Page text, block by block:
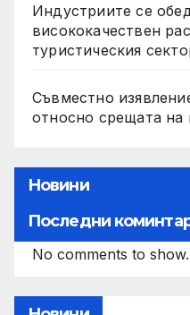
Индустриите се
висококачествен
туристическия
Съвместно
относно срещата
Новини
Последни
No comments to show.